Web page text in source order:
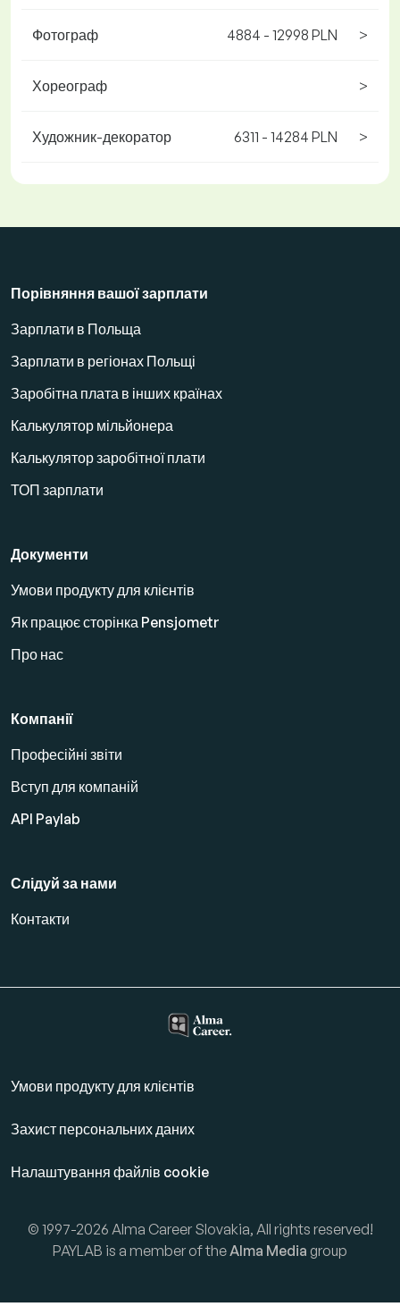
Фотограф 4884 - 12998 PLN >
Хореограф >
Художник-декоратор 6311 - 14284 PLN >
Порівняння вашої зарплати
Зарплати в Польща
Зарплати в регіонах Польщі
Заробітна плата в інших країнах
Калькулятор мільйонера
Калькулятор заробітної плати
ТОП зарплати
Документи
Умови продукту для клієнтів
Як працює сторінка Pensjometr
Про нас
Компанії
Професійні звіти
Вступ для компаній
API Paylab
Слідуй за нами
Контакти
Умови продукту для клієнтів
Захист персональних даних
Налаштування файлів cookie
© 1997-2026 Alma Career Slovakia, All rights reserved!
PAYLAB is a member of theAlma Media group